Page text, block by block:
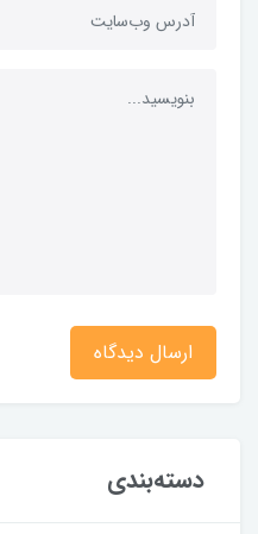
ارسال دیدگاه
دسته‌بندی